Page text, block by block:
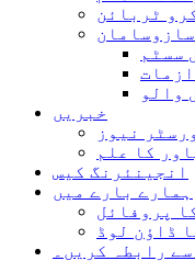
ٹربائن
سسٹم
والو
خبریں
نیوز
کا علم
انجینئرنگ کیس
ہمارے بارے میں
پروفائل
ڈاؤن لوڈ
سے رابطہ کریں۔